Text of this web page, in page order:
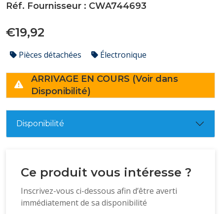
Réf. Fournisseur : CWA744693
€19,92
Pièces détachées Électronique
ARRIVAGE EN COURS (Voir dans
Disponibilité)
Disponibilité
Ce produit vous intéresse ?
Inscrivez-vous ci-dessous afin d’être averti
immédiatement de sa disponibilité